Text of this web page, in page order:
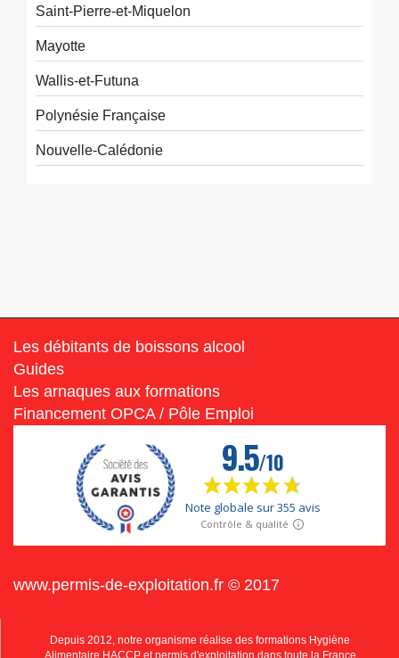
Saint-Pierre-et-Miquelon
Mayotte
Wallis-et-Futuna
Polynésie Française
Nouvelle-Calédonie
Les débitants de boissons alcool
Guides
Les arnaques aux formations
Financement OPCA / Pôle Emploi
www.permis-de-exploitation.fr © 2017
Depuis 2012, notre organisme réalise des formations Hygiène
Alimentaire HACCP et permis d'exploitation dans toute la France